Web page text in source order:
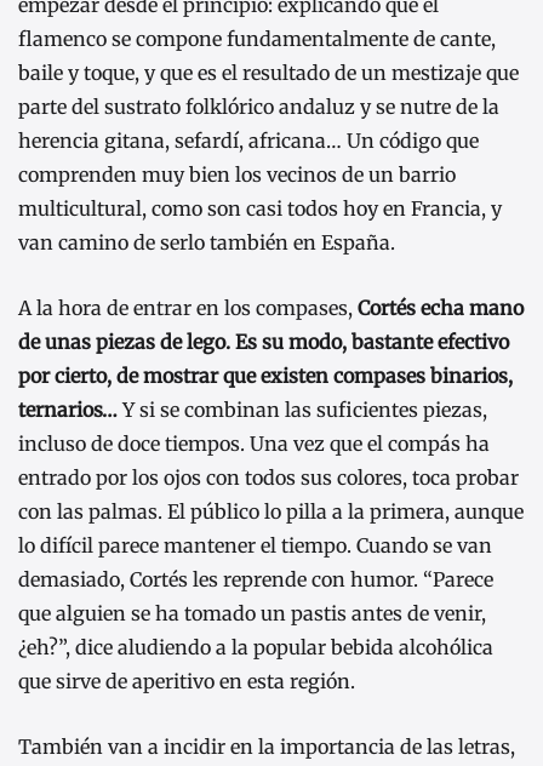
empezar desde el principio: explicando que el
flamenco se compone fundamentalmente de cante,
baile y toque, y que es el resultado de un mestizaje que
parte del sustrato folklórico andaluz y se nutre de la
herencia gitana, sefardí, africana… Un código que
comprenden muy bien los vecinos de un barrio
multicultural, como son casi todos hoy en Francia, y
van camino de serlo también en España.
A la hora de entrar en los compases, Cortés echa mano
de unas piezas de lego. Es su modo, bastante efectivo
por cierto, de mostrar que existen compases binarios,
ternarios…Y si se combinan las suficientes piezas,
incluso de doce tiempos. Una vez que el compás ha
entrado por los ojos con todos sus colores, toca probar
con las palmas. El público lo pilla a la primera, aunque
lo difícil parece mantener el tiempo. Cuando se van
demasiado, Cortés les reprende con humor. “Parece
que alguien se ha tomado un pastis antes de venir,
¿eh?”, dice aludiendo a la popular bebida alcohólica
que sirve de aperitivo en esta región.
También van a incidir en la importancia de las letras,